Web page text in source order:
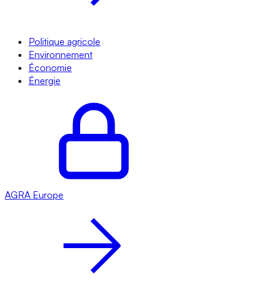
Politique agricole
Environnement
Économie
Énergie
AGRA Europe